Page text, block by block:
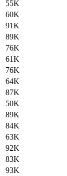
55K
60K
91K
89K
76K
61K
76K
64K
87K
50K
89K
84K
63K
92K
83K
93K